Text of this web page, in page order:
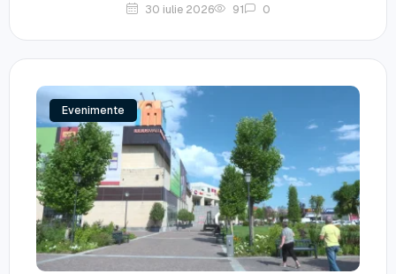
30 iulie 2026 91 0
Evenimente